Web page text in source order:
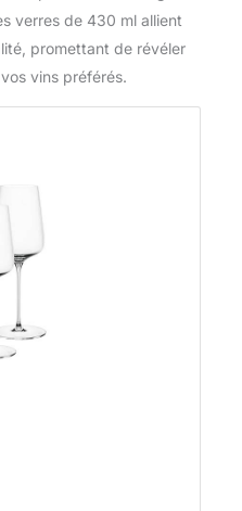
verres de 430 ml allient
promettant de révéler
vins préférés.